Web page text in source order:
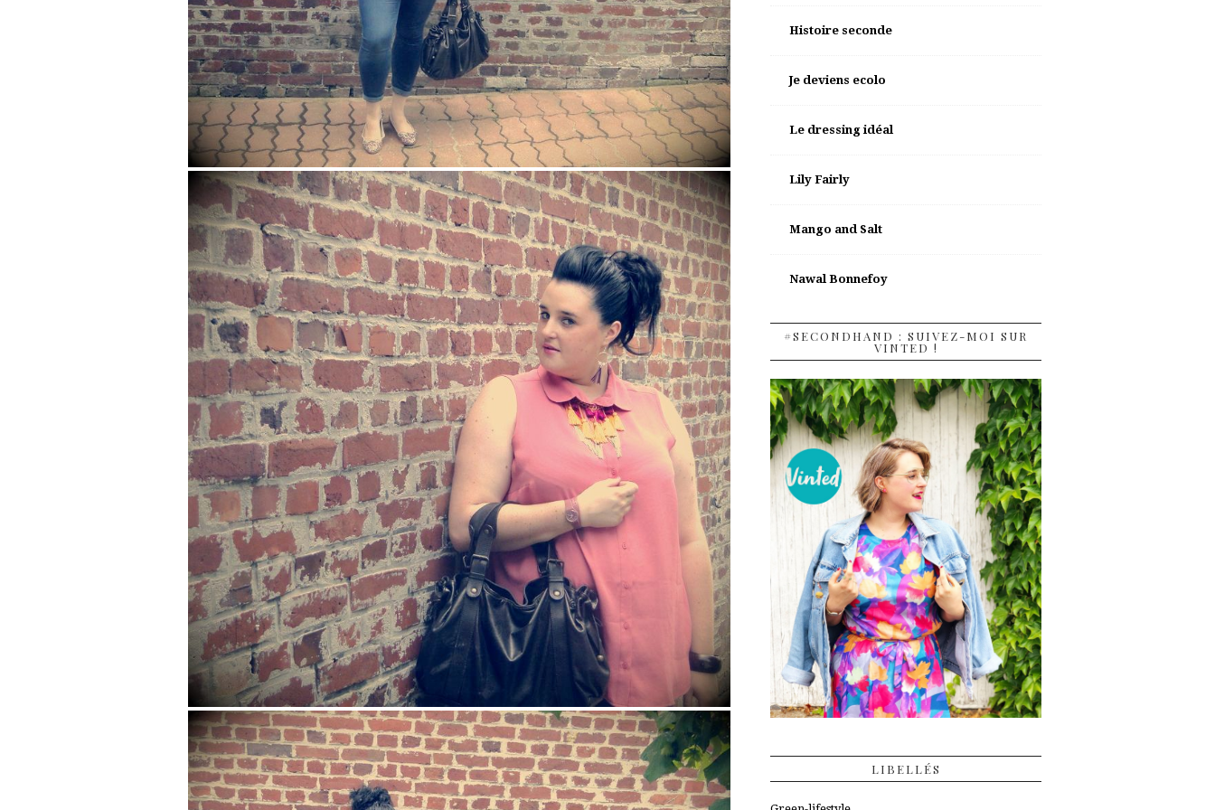
Histoire seconde
Je deviens ecolo
Le dressing idéal
Lily Fairly
Mango and Salt
Nawal Bonnefoy
#SECONDHAND : SUIVEZ-MOI SUR
VINTED !
LIBELLÉS